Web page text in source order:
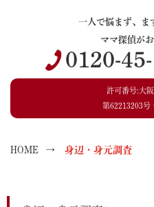
一人で悩まず、ま
ママ探偵が
0120-
許可番号:大
第62213203号
HOME 身辺・身元調査